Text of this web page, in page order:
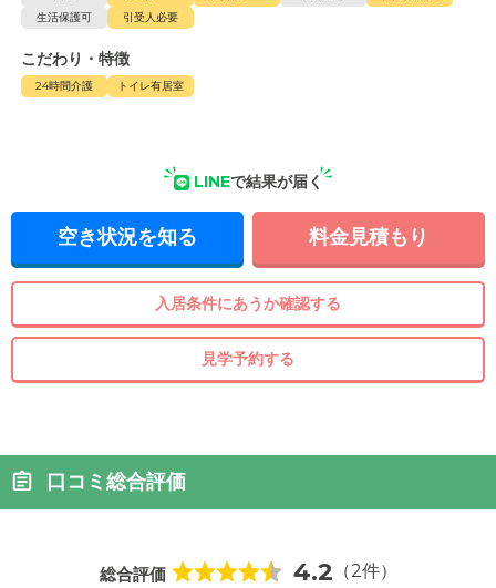
生活保護可
引受人必要
こだわり・特徴
24時間介護 トイレ有居室
LINEで結果が届く
空き状況を知る 料金見積もり
入居条件にあうか確認する
見学予約する
口コミ総合評価
総合評価 4.2 （2件）